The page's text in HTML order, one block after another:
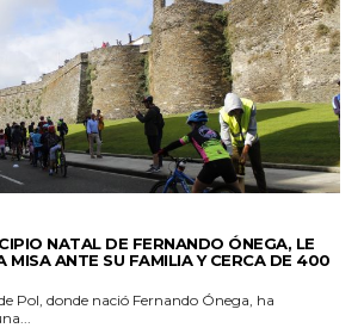
NATAL DE FERNANDO ÓNEGA, LE
MISA ANTE SU FAMILIA Y CERCA DE 400
Pol, donde nació Fernando Ónega, ha